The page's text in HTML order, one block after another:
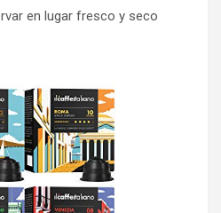
en lugar fresco y seco